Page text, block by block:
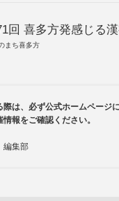
回 喜多方発感じる
まち喜多方
際は、必ず公式ホームページ
報をご確認ください。
編集部